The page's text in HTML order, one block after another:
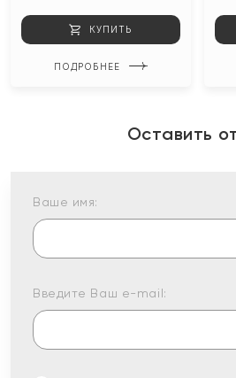
КУПИТЬ
ПОДРОБНЕЕ
Оставить
Ваше имя:
Введите Ваш e-mail: